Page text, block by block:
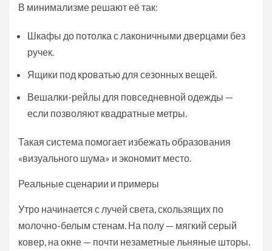
В минимализме решают её так:
Шкафы до потолка с лаконичными дверцами без
ручек.
Ящики под кроватью для сезонных вещей.
Вешалки-рейлы для повседневной одежды —
если позволяют квадратные метры.
Такая система помогает избежать образования
«визуального шума» и экономит место.
Реальные сценарии и примеры
Утро начинается с лучей света, скользящих по
молочно-белым стенам. На полу — мягкий серый
ковер, на окне — почти незаметные льняные шторы.